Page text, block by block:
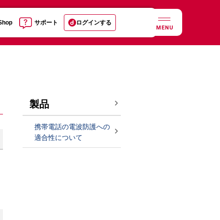
サポート ログインする
MENU
製品
携帯電話の電波防護への
適合性について